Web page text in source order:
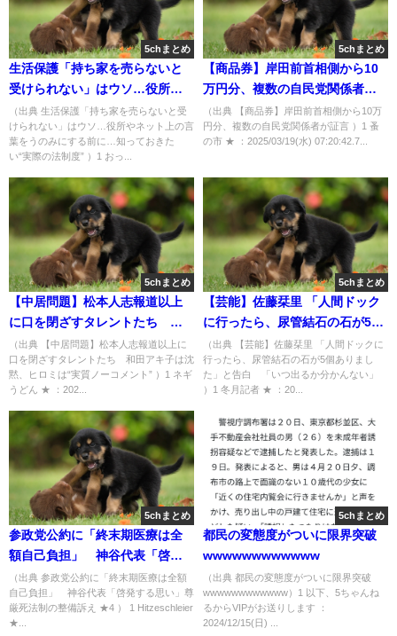
5chまとめ
生活保護「持ち家を売らないと
受けられない」はウソ…役所や
ネット上の言葉をうのみにする
前に…知っておきたい“実際の法
制度” [おっさん友の会★]
（出典 生活保護「持ち家を売らないと受
けられない」はウソ…役所やネット上の言
葉をうのみにする前に…知っておきた
い“実際の法制度” ）1 おっ...
5chまとめ
【商品券】岸田前首相側から10
万円分、複数の自民党関係者が
証言 [蚤の市★]
（出典 【商品券】岸田前首相側から10万
円分、複数の自民党関係者が証言 ）1 蚤
の市 ★ ：2025/03/19(水) 07:20:42.7...
5chまとめ
【中居問題】松本人志報道以上
に口を閉ざすタレントたち 和
田アキ子は沈黙、ヒロミは“実質
ノーコメント” [ネギうどん★]
（出典 【中居問題】松本人志報道以上に
口を閉ざすタレントたち 和田アキ子は沈
黙、ヒロミは“実質ノーコメント” ）1 ネギ
うどん ★ ：202...
5chまとめ
【芸能】佐藤栞里 「人間ドック
に行ったら、尿管結石の石が5個
ありました」と告白 「いつ出
るか分かんない」 [冬月記者★]
（出典 【芸能】佐藤栞里 「人間ドックに
行ったら、尿管結石の石が5個ありまし
た」と告白 「いつ出るか分かんない」
）1 冬月記者 ★ ：20...
5chまとめ
参政党公約に「終末期医療は全
額自己負担」 神谷代表「啓発
する思い」尊厳死法制の整備訴
え ★4 [Hitzeschleier★]
（出典 参政党公約に「終末期医療は全額
自己負担」 神谷代表「啓発する思い」尊
厳死法制の整備訴え ★4 ） 1 Hitzeschleier
★...
5chまとめ
都民の変態度がついに限界突破
wwwwwwwwwwww
（出典 都民の変態度がついに限界突破
wwwwwwwwwwww）1 以下、5ちゃんね
るからVIPがお送りします ：
2024/12/15(日) ...